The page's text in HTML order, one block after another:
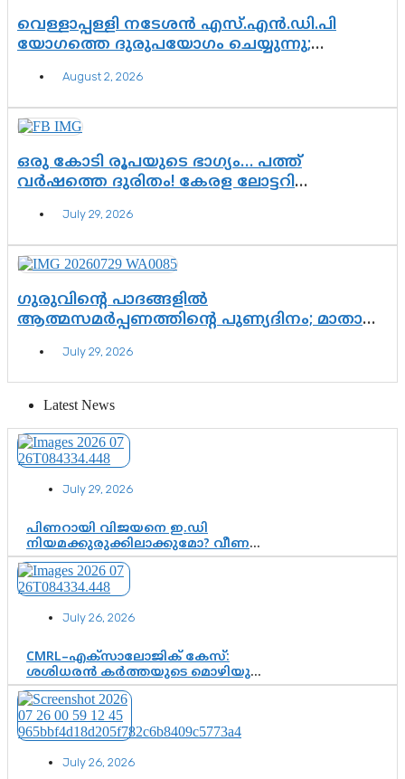
വെള്ളാപ്പള്ളി നടേശൻ എസ്.എൻ.ഡി.പി
യോഗത്തെ ദുരുപയോഗം ചെയ്യുന്നു;
വിഷവിത്ത്: ഗോകുലം ഗോപാലൻ
August 2, 2026
ഒരു കോടി രൂപയുടെ ഭാഗ്യം… പത്ത്
വർഷത്തെ ദുരിതം! കേരള ലോട്ടറി
പോരാട്ടംJuly 29, 2026
ഗുരുവിന്റെ പാദങ്ങളിൽ
ആത്മസമർപ്പണത്തിന്റെ പുണ്യദിനം; മാതാ
ഗുരുപൂർണിമ ആഘോഷം
July 29, 2026
Latest News
July 29, 2026
പിണറായി വിജയനെ ഇ.ഡി
നിയമക്കുരുക്കിലാക്കുമോ? വീണ
വിജയൻ മാപ്പുസാക്ഷിയാകുമോ?
കർത്തയുടെ മൊഴി നിർണായക
വഴിത്തിരിവാകുമോ?
July 26, 2026
CMRL–എക്‌സാലോജിക് കേസ്:
ശശിധരൻ കർത്തയുടെ മൊഴിയുടെ
അടിസ്ഥാനത്തിൽ പിണറായി
വിജയനെ ചോദ്യം ചെയ്യുന്നതിൽ ഉടൻ
തീരുമാനം; വീണയ്‌ക്കെതിരെ
കൂടുതൽ തെളിവുകൾ പരിശോധിച്ച്
July 26, 2026